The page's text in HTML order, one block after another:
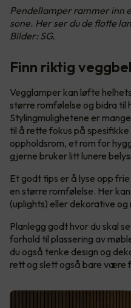
Pendellamper rammer inn
sone. Her ser du de flotte
Bilder: SG.
Finn riktig
Vegglamper kan løfte
større romfølelse og bidra til
Stylingmulighetene er
til å rette fokus på
oppholdsrom, et rom for
gjerne bruker litt lunere
Et godt tips er å lyse opp
en større romfølelse. Her
(uplights) eller dekorative og
Planlegg godt hvor du skal
forhold til plassering av
du også tenke design og
rett og slett også bare være